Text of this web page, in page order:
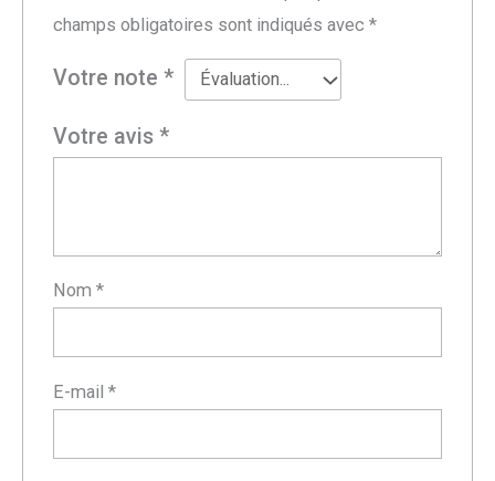
champs obligatoires sont indiqués avec*
Votre note*
Votre avis*
Nom*
E-mail*